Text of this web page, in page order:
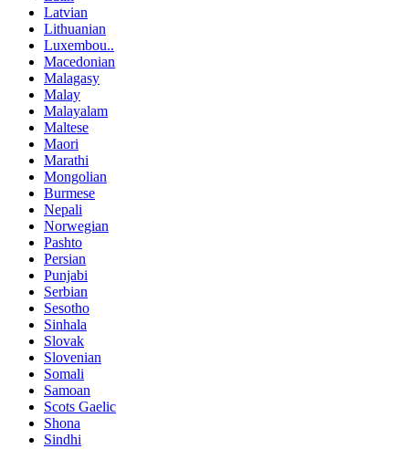
Latvian
Lithuanian
Luxembou..
Macedonian
Malagasy
Malay
Malayalam
Maltese
Maori
Marathi
Mongolian
Burmese
Nepali
Norwegian
Pashto
Persian
Punjabi
Serbian
Sesotho
Sinhala
Slovak
Slovenian
Somali
Samoan
Scots Gaelic
Shona
Sindhi